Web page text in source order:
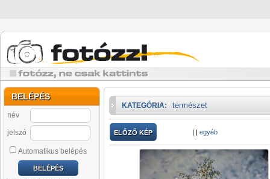
BELÉPÉS
név
jelszó
Automatikus belépés
KATEGÓRIA: természet
ELŐZŐ KÉP | | egyéb